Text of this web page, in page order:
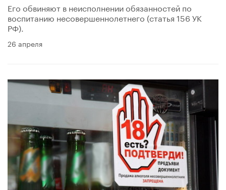
Его обвиняют в неисполнении обязанностей по
воспитанию несовершеннолетнего (статья 156 УК
РФ).
26 апреля